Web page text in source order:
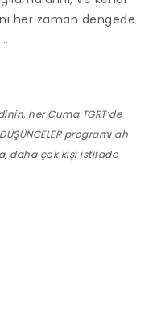
her zaman dengede
her Cuma TGRT’de
programı ah
daha çok kişi istifade